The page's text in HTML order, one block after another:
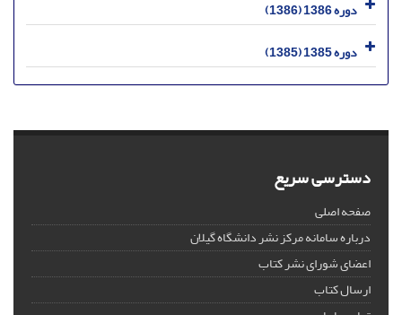
دوره 1386 (1386)
دوره 1385 (1385)
دسترسی سریع
صفحه اصلی
درباره سامانه مرکز نشر دانشگاه گیلان
اعضای شورای نشر کتاب
ارسال کتاب